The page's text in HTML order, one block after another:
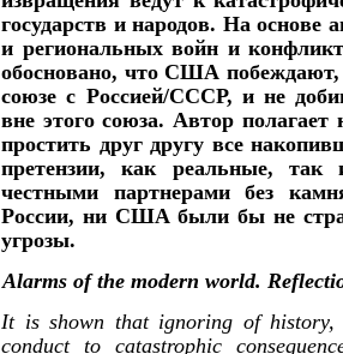
государств и народов. На основе
и региональных войн и
обосновано, что США побеждают,
союзе с Россией/СССР, и не
вне этого союза. Автор
простить друг другу все
претензии, как реальные,
честными партнерами без
России, ни США были бы не
угрозы.
Alarms of the modern world.
It is shown that ignoring of history,
conduct to catastrophic